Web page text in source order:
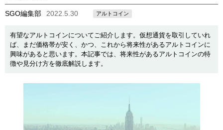
SGO編集部 2022.5.30 アルトコイン
有望なアルトコインについてご紹介します。仮想通貨を取引していれ
ば、まだ価格帯が安く、かつ、これから将来性があるアルトコインに
興味があると思います。本記事では、将来性があるアルトコインの特
徴や見分け方を徹底解説します。